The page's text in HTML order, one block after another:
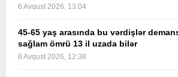
6 Avqust 2026, 13:04
45-65 yaş arasında bu vərdişlər
sağlam ömrü 13 il uzada bilər
6 Avqust 2026, 12:38